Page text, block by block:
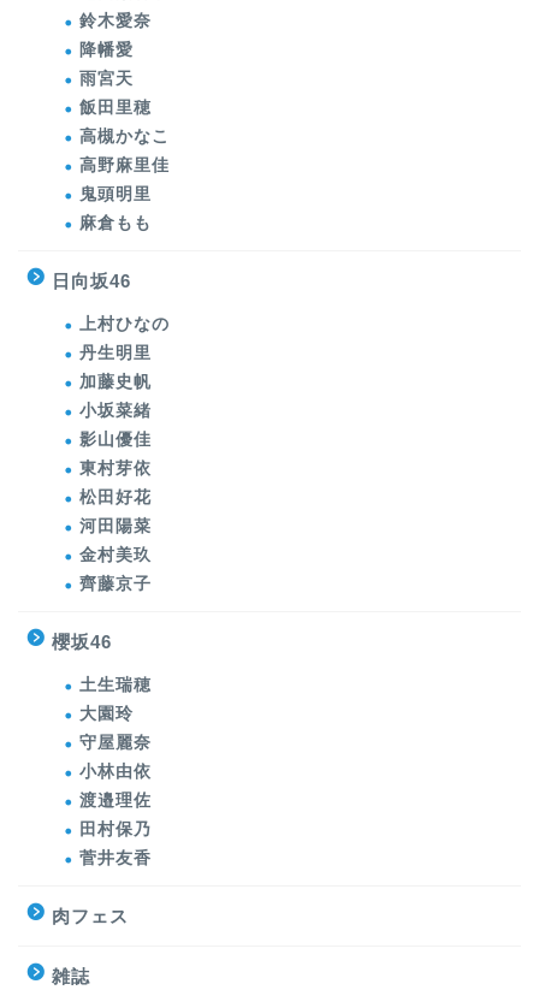
鈴木愛奈
降幡愛
雨宮天
飯田里穂
高槻かなこ
高野麻里佳
鬼頭明里
麻倉もも
日向坂46
上村ひなの
丹生明里
加藤史帆
小坂菜緒
影山優佳
東村芽依
松田好花
河田陽菜
金村美玖
齊藤京子
櫻坂46
土生瑞穂
大園玲
守屋麗奈
小林由依
渡邉理佐
田村保乃
菅井友香
肉フェス
雑誌